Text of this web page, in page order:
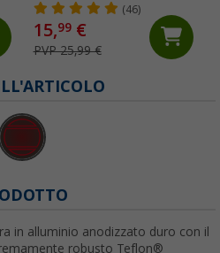
rimovibile Ø 24 cm 2 pezzi
(46)
15,99€
PVP 25,99 €
in alluminio anodizzato duro con il
robusto Teflon®